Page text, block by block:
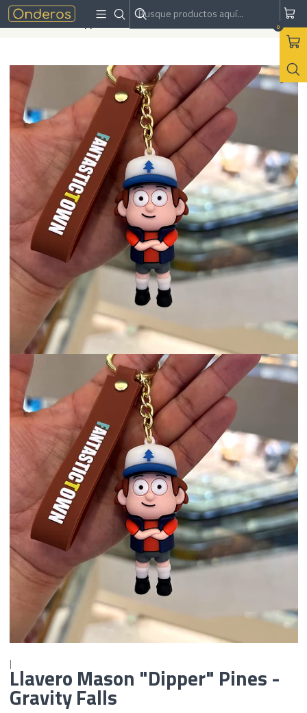
0
Inicio Accesorios Llaveros
Llavero Mason "Dipper" Pines - Gravity Falls
|Llavero Mason "Dipper" Pines -
Gravity Falls